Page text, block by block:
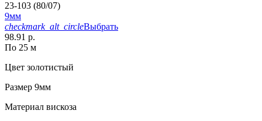
23-103 (80/07)
9мм
checkmark_alt_circleВыбрать
98.91 р.
По 25 м
Цвет золотистый
Размер 9мм
Материал вискоза